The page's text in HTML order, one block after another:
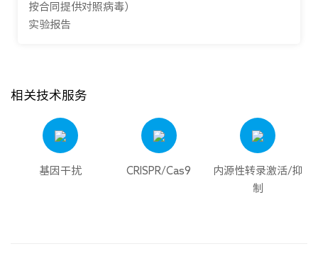
按合同提供对照病毒）
实验报告
相关技术服务
基因干扰 CRISPR/Cas9
内源性转录激活/抑
制